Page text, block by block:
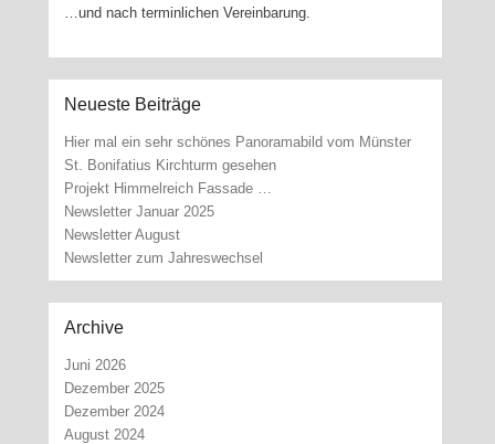
…und nach terminlichen Vereinbarung.
Neueste Beiträge
Hier mal ein sehr schönes Panoramabild vom Münster
St. Bonifatius Kirchturm gesehen
Projekt Himmelreich Fassade …
Newsletter Januar 2025
Newsletter August
Newsletter zum Jahreswechsel
Archive
Juni 2026
Dezember 2025
Dezember 2024
August 2024